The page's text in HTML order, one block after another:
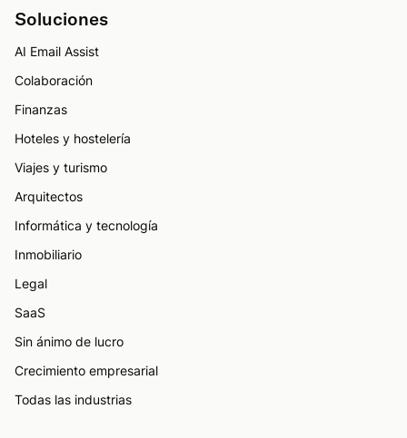
Soluciones
AI Email Assist
Colaboración
Finanzas
Hoteles y hostelería
Viajes y turismo
Arquitectos
Informática y tecnología
Inmobiliario
Legal
SaaS
Sin ánimo de lucro
Crecimiento empresarial
Todas las industrias